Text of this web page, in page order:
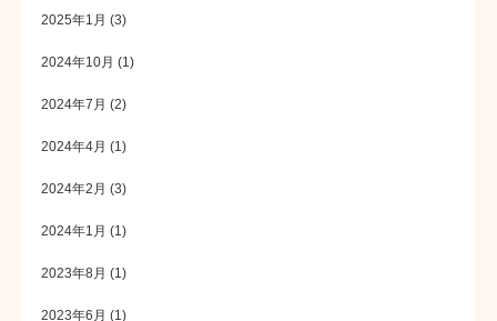
2025年1月 (3)
2024年10月 (1)
2024年7月 (2)
2024年4月 (1)
2024年2月 (3)
2024年1月 (1)
2023年8月 (1)
2023年6月 (1)